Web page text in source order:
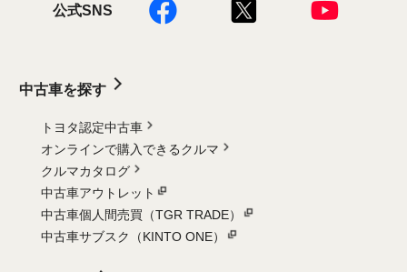
公式SNS
中古車を探す
トヨタ認定中古車
オンラインで購入できるクルマ
クルマカタログ
中古車アウトレット
中古車個人間売買（TGR TRADE）
中古車サブスク（KINTO ONE）